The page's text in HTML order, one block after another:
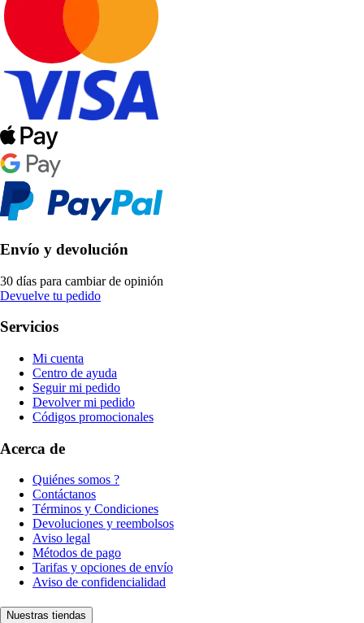
Envío y devolución
30 días para cambiar de opinión
Devuelve tu pedido
Servicios
Mi cuenta
Centro de ayuda
Seguir mi pedido
Devolver mi pedido
Códigos promocionales
Acerca de
Quiénes somos ?
Contáctanos
Términos y Condiciones
Devoluciones y reembolsos
Aviso legal
Métodos de pago
Tarifas y opciones de envío
Aviso de confidencialidad
Nuestras tiendas